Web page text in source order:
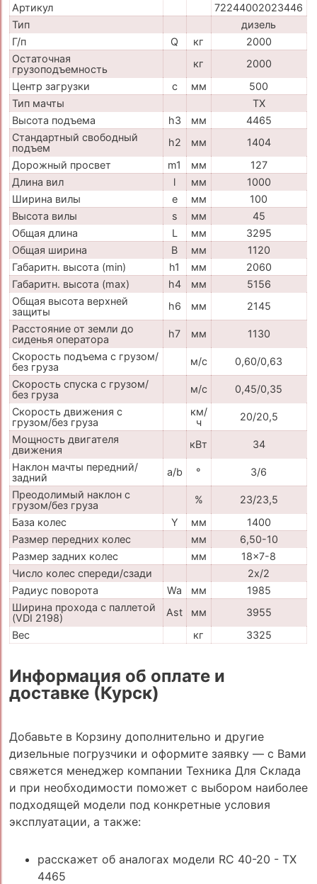
Артикул
72244002023446
Тип
дизель
Г/п
Q кг
2000
Остаточная
грузоподъемность
кг
2000
Центр загрузки
c мм
500
Тип мачты
TX
Высота подъема
h3 мм
4465
Стандартный свободный
подъем
h2 мм
1404
Дорожный просвет
m1 мм
127
Длина вил
l мм
1000
Ширина вилы
e мм
100
Высота вилы
s мм
45
Общая длина
L мм
3295
Общая ширина
B мм
1120
Габаритн. высота (min)
h1 мм
2060
Габаритн. высота (max)
h4 мм
5156
Общая высота верхней
защиты
h6 мм
2145
Расстояние от земли до
сиденья оператора
h7 мм
1130
Скорость подъема с грузом/
без груза
м/с
0,60/0,63
Скорость спуска с грузом/
без груза
м/с
0,45/0,35
Скорость движения с
грузом/без груза
км/
ч
20/20,5
Мощность двигателя
движения
кВт
34
Наклон мачты передний/
задний
a/b °
3/6
Преодолимый наклон с
грузом/без груза
%
23/23,5
База колес
Y мм
1400
Размер передних колес
мм
6,50-10
Размер задних колес
мм
18x7-8
Число колес спереди/сзади
2x/2
Радиус поворота
Wa мм
1985
Ширина прохода с паллетой
(VDI 2198)
Ast мм
3955
Вес
кг 3325
Информация об оплате и
доставке (Курск)
Добавьте в Корзину дополнительно и другие
дизельные погрузчики и оформите заявку — с Вами
свяжется менеджер компании Техника Для Склада
и при необходимости поможет с выбором наиболее
подходящей модели под конкретные условия
эксплуатации, а также:
расскажет об аналогах модели RC 40-20 - TX
4465